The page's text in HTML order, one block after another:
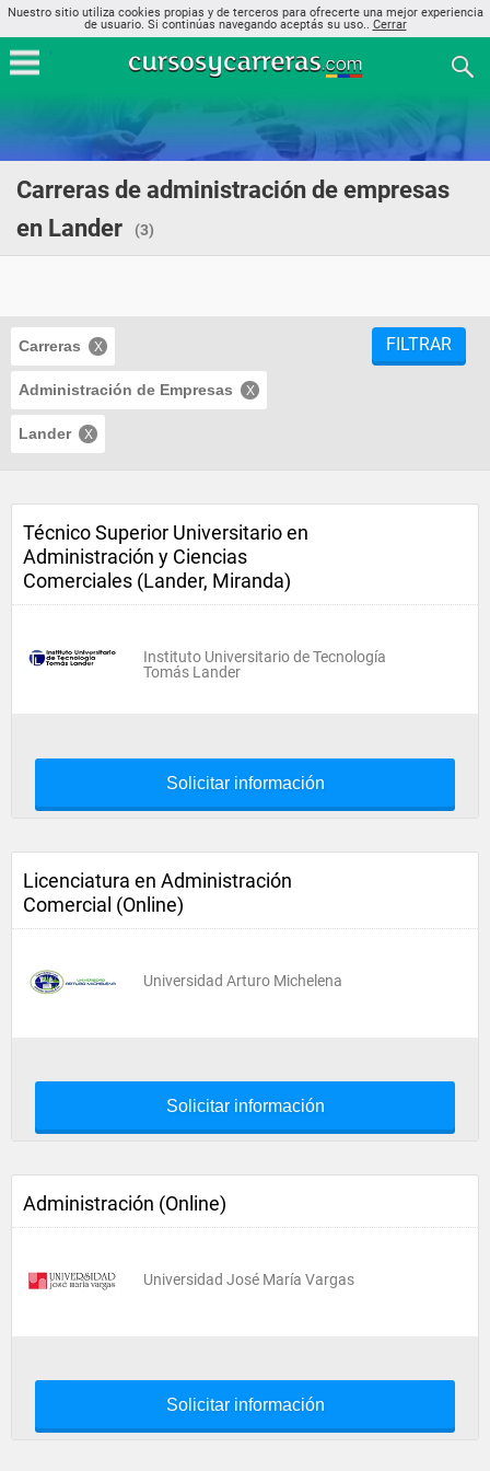
Nuestro sitio utiliza cookies propias y de terceros para ofrecerte una mejor experiencia
de usuario. Si continúas navegando aceptás su uso.. Cerrar
Carreras de administración de empresas
en Lander
(3)
Carreras
Administración de Empresas
Lander
FILTRAR
Técnico Superior Universitario en
Administración y Ciencias
Comerciales (Lander, Miranda)
Instituto Universitario de Tecnología
Tomás Lander
Solicitar información
Licenciatura en Administración
Comercial (Online)
Universidad Arturo Michelena
Solicitar información
Administración (Online)
Universidad José María Vargas
Solicitar información